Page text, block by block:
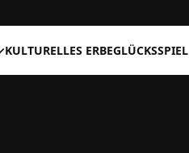
KULTURELLES ERBEGLÜCKSSPIEL